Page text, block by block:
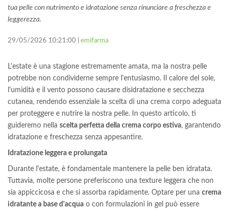
tua pelle con nutrimento e idratazione senza rinunciare a freschezza e
leggerezza.
29/05/2026 10:21:00 | emifarma
L'estate è una stagione estremamente amata, ma la nostra pelle
potrebbe non condividerne sempre l'entusiasmo. Il calore del sole,
l'umidità e il vento possono causare disidratazione e secchezza
cutanea, rendendo essenziale la scelta di una crema corpo adeguata
per proteggere e nutrire la nostra pelle. In questo articolo, ti
guideremo nella scelta perfetta della crema corpo estiva, garantendo
idratazione e freschezza senza appesantire.
Idratazione leggera e prolungata
Durante l'estate, è fondamentale mantenere la pelle ben idratata.
Tuttavia, molte persone preferiscono una texture leggera che non
sia appiccicosa e che si assorba rapidamente. Optare per una crema
idratante a base d'acqua o con formulazioni in gel può essere